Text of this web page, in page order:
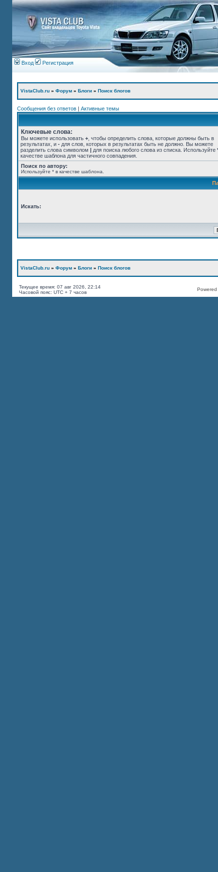
Вход Регистрация
VistaClub.ru » Форум » Блоги » Поиск блогов
Сообщения без ответов | Активные темы
Ключевые слова:
Вы можете использовать + , чтобы определить слова, которые должны быть в
результатах, и - для слов, которых в результатах быть не должно. Вы можете
разделить слова символом | для поиска любого слова из списка. Используйте
качестве шаблона для частичного совпадения.
Поиск по автору:
Используйте * в качестве шаблона.
Искать:
VistaClub.ru » Форум » Блоги » Поиск блогов
Текущее время: 07 авг 2026, 22:14
Часовой пояс: UTC + 7 часов